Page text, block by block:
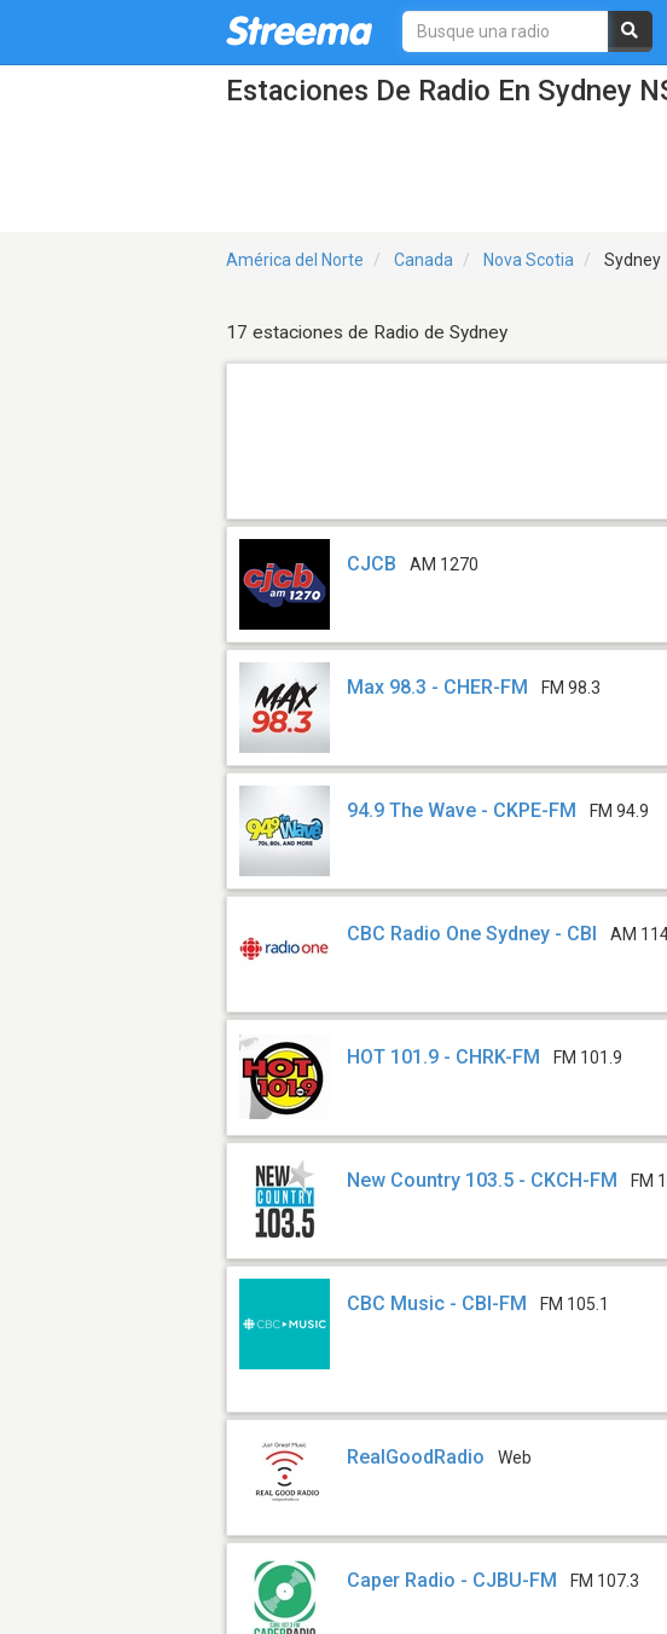
Estaciones De Radio En Sydney
América del Norte Canada Nova Scotia Sydney
17 estaciones de Radio de Sydney
CJCB AM 1270
Max 98.3 - CHER-FM FM 98.3
94.9 The Wave - CKPE-FM FM 94.9
CBC Radio One Sydney - CBI AM
HOT 101.9 - CHRK-FM FM 101.9
New Country 103.5 - CKCH-FM FM
CBC Music - CBI-FM FM 105.1
RealGoodRadio Web
Caper Radio - CJBU-FM FM 107.3